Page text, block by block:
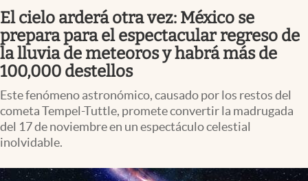
Pc y celular
Vida y estilo
Clima
Espiritualidad
El cielo arderá otra vez: México se
prepara para el espectacular regreso de
la lluvia de meteoros y habrá más de
100,000 destellos
Este fenómeno astronómico, causado por los restos del
cometa Tempel-Tuttle, promete convertir la madrugada
del 17 de noviembre en un espectáculo celestial
inolvidable.